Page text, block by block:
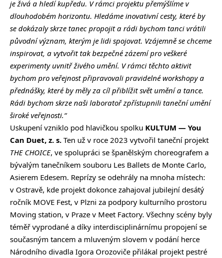
je živá a hledí kupředu. V rámci projektu přemýšlíme v
dlouhodobém horizontu. Hledáme inovativní cesty, které by
se dokázaly skrze tanec propojit a rádi bychom tanci vrátili
původní význam, kterým je lidi spojovat. Vzájemně se chceme
inspirovat, a vytvořit tak bezpečné zázemí pro veškeré
experimenty uvnitř živého umění. V rámci těchto aktivit
bychom pro veřejnost připravovali pravidelné workshopy a
přednášky, které by měly za cíl přiblížit svět umění a tance.
Rádi bychom skrze naši laboratoř zpřístupnili taneční umění
široké veřejnosti.“
Uskupení vzniklo pod hlavičkou spolku KULTUM — You
Can Duet, z. s. Ten už v roce 2023 vytvořil taneční projekt
THE CHOICE, ve spolupráci se španělským choreografem a
bývalým tanečníkem souboru Les Ballets de Monte Carlo,
Asierem Edesem. Reprízy se odehrály na mnoha místech:
v Ostravě, kde projekt dokonce zahajoval jubilejní desátý
ročník MOVE Fest, v Plzni za podpory kulturního prostoru
Moving station, v Praze v Meet Factory. Všechny scény byly
téměř vyprodané a díky interdisciplinárnímu propojení se
současným tancem a mluveným slovem v podání herce
Národního divadla Igora Orozoviče přilákal projekt pestré